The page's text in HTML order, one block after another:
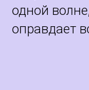
одной
оправдает